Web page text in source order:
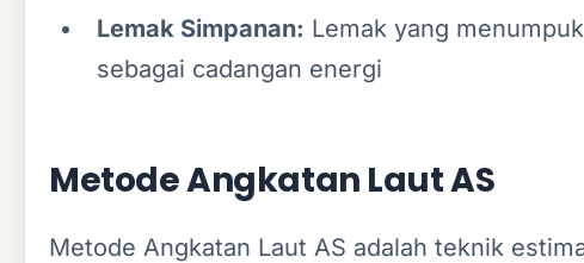
Lemak Simpanan: Lemak yang
sebagai cadangan energi
Metode Angkatan Laut AS
Metode Angkatan Laut AS adalah teknik